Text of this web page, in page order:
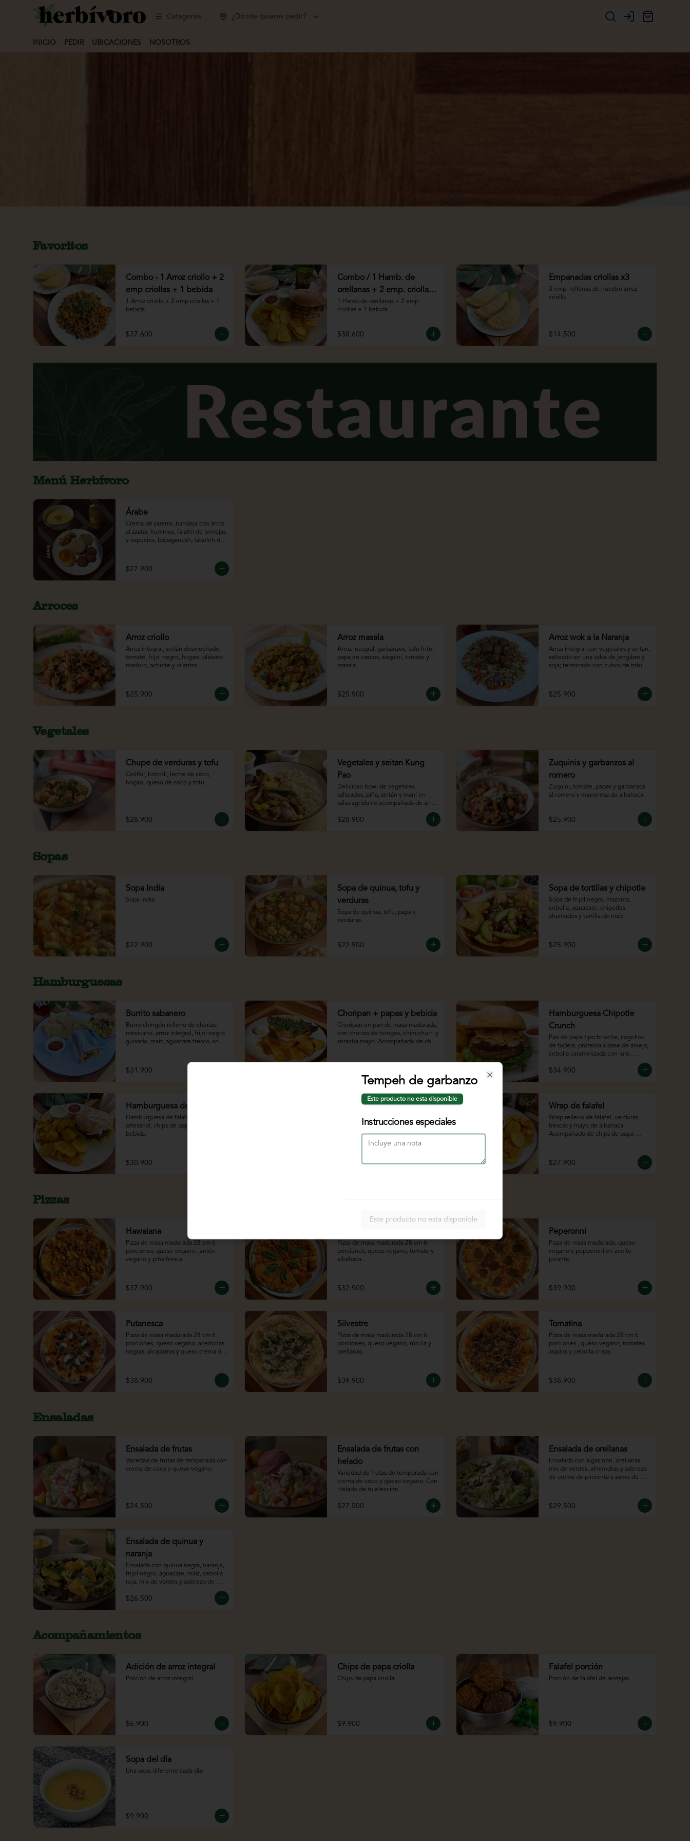
Categorías ¿Dónde quieres pedir?
Login
INICIO PEDIR UBICACIONES NOSOTROS
Favoritos
Combo - 1 Arroz criollo + 2
emp criollas + 1 bebida
1 Arroz criollo + 2 emp criollas + 1
bebida
$37.600
Combo / 1 Hamb. de
orellanas + 2 emp. criollas
+ 1 bebida
1 Hamb de orellanas + 2 emp.
criollas + 1 bebida
$38.600
Empanadas criollas x3
3 emp. rellenas de nuestro arroz
criollo
$14.500
Menú Herbívoro
Árabe
Crema de puerro. bandeja con arroz
al zaatar, hummus, falafel de lentejas
y especies, babaganush, tabuleh de
$27.900
Arroces
Arroz criollo
Arroz integral, seitán desmechado,
tomate, frijol negro, hogao, plátano
maduro, achiote y cilantro.
$25.900
Arroz masala
Arroz integral, garbanzos, tofu frito,
papa en cascos, zuquini, tomate y
masala.
$25.900
Arroz wok a la Naranja
Arroz integral con vegetales y seitan,
salteado en una salsa de jengibre y
soja; terminado con cubos de tofu
$25.900
Vegetales
Chupe de verduras y tofu
Coliflor, brócoli, leche de coco,
hogao, queso de coco y tofu.
$28.900
Vegetales y seitan Kung
Pao
Delicioso bowl de vegetales
salteados, piña, seitán y maní en
salsa agridulce acompañada de arroz
$28.900
Zuquinis y garbanzos al
romero
Zuquini, tomate, papas y garbanzos
al romero y mayonesa de albahaca.
$25.900
Sopas
Sopa India
Sopa India
$22.900
Sopa de quinua, tofu y
verduras
Sopa de quinua, tofu, papa y
verduras.
$22.900
Sopa de tortillas y chipotle
Sopa de frijol negro, mazorca,
cebolla, aguacate, chipotles
ahumados y tortilla de maíz.
$25.900
Hamburguesas
Burrito sabanero
Burro chingón relleno de chorizo
mexicano, arroz integral, frijol negro
guisado, maíz, aguacate fresco, sour
$31.900
Choripan + papas y bebida
Choripan en pan de masa madurada,
con chorizo de hongos, chimichurri y
sriracha mayo. Acompañado de chips
Hamburguesa Chipotle
Crunch
Pan de papa tipo brioche, cogollos
de tudela, proteína a base de arveja,
cebolla caramelizada con lulo,
totopos crocantes y chipotle mayo
$34.900
Hamburguesa de falafel
Hamburguesa de falafel en pan
artesanal, chips de papa criolla y
bebida.
$30.900
Hamburguesa de orellanas
Hamburguesa con pan artesanal,
orellanas apanadas, salsa bbq y
ensalada coleslaw, chips de papa
criolla y bebida.
$32.900
Wrap de falafel
Wrap relleno de falafel, verduras
frescas y mayo de albahaca.
Acompañado de chips de papa
$27.900
Pizzas
Hawaiana
Pizza de masa madurada 28 cm 6
porciones, queso vegano, jamón
vegano y piña fresca.
$37.900
Pizza de masa madurada 28 cm 6
porciones, queso vegano, tomate y
albahaca.
$32.900
Peperonni
Pizza de masa madurada, queso
vegano y pepperoni en aceite
picante.
$39.900
Putanesca
Pizza de masa madurada 28 cm 6
porciones, queso vegano, aceitunas
negras, alcaparras y queso crema de
$38.900
Silvestre
Pizza de masa madurada 28 cm 6
porciones, queso vegano, rúcula y
orellanas.
$39.900
Tomatina
Pizza de masa madurada 28 cm 6
porciones , queso vegano, tomates
asados y cebolla crispy.
$38.900
Ensaladas
Ensalada de frutas
Variedad de frutas de temporada con
crema de coco y queso vegano.
$24.500
Ensalada de frutas con
helado
Variedad de frutas de temporada con
crema de coco y queso vegano. Con
Helado de tu elección
$27.500
Ensalada de orellanas
Ensalada con algas nori, orellanas,
mix de verdes, almendras y aderezo
de crema de pimienta y zumo de
$29.500
Ensalada de quinua y
naranja
Ensalada con quinua negra, naranja,
frijol negro, aguacate, maíz, cebolla
roja, mix de verdes y aderezo de
$26.500
Acompañamientos
Adición de arroz integral
Porción de arroz integral.
$6.900
Chips de papa criolla
Chips de papa criolla.
$9.900
Falafel porción
Porción de falafel de lentejas.
$9.900
Sopa del día
Una sopa diferente cada día
$9.900
Tempeh de garbanzo
Este producto no esta disponible
Instrucciones especiales
Este producto no esta disponible